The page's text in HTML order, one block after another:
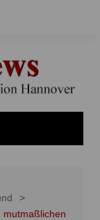
mutmaßlichen